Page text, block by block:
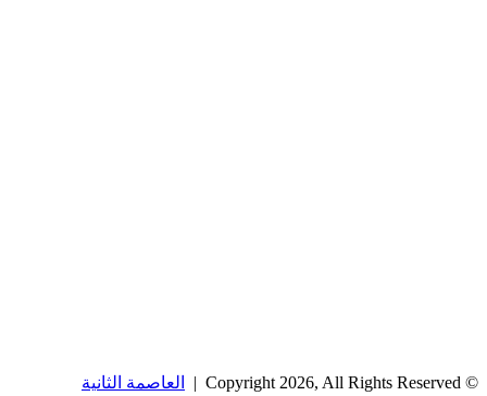
© Copyright 2026, All Rights Reserved | العاصمة الثانية